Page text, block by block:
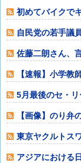
円」→「
初めてバイクで
自民党の若手議
ある人に当選期
佐藤二朗さん、
うのこと”を僕
【速報】小学教
して排除する差
5月最後のセ・
【画像】のり弁
東京ヤクルトス
アジアにおける